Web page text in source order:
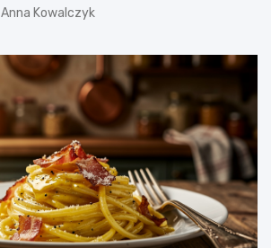
Anna Kowalczyk